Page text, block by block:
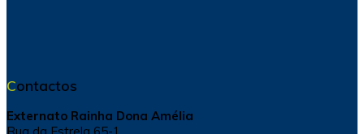
Contactos
Externato Rainha Dona Amélia